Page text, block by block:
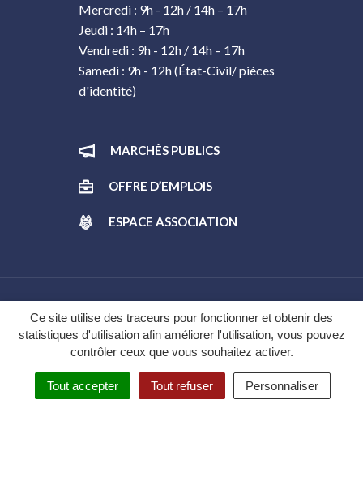
Ce site utilise des traceurs pour fonctionner et obtenir des
statistiques d'utilisation afin améliorer l'utilisation, vous pouvez
contrôler ceux que vous souhaitez activer.
Tout accepter Tout refuser Personnaliser
Mercredi : 9h - 12h / 14h – 17h
Jeudi : 14h – 17h
Vendredi : 9h - 12h / 14h – 17h
Samedi : 9h - 12h (État-Civil/ pièces
d'identité)
MARCHÉS PUBLICS
OFFRE D’EMPLOIS
ESPACE ASSOCIATION
Gestion des cookies
Plan du site
Mentions légales
Politique de confidentialité